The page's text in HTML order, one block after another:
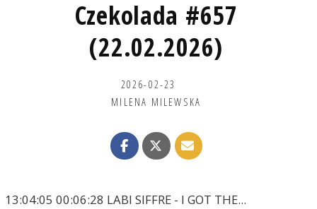
Czekolada #657
(22.02.2026)
2026-02-23
MILENA MILEWSKA
13:04:05 00:06:28 LABI SIFFRE - I GOT THE...